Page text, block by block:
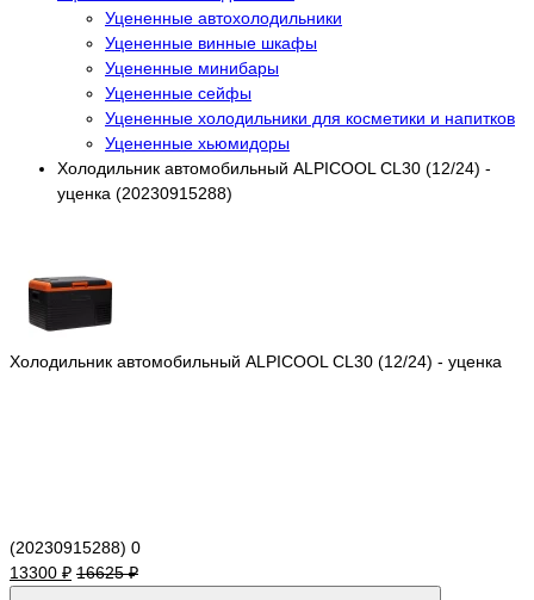
Уцененные автохолодильники
Уцененные винные шкафы
Уцененные минибары
Уцененные сейфы
Уцененные холодильники для косметики и напитков
Уцененные хьюмидоры
Холодильник автомобильный ALPICOOL CL30 (12/24) -
уценка (20230915288)
Холодильник автомобильный ALPICOOL CL30 (12/24) - уценка
(20230915288) 0
13300 ₽ 16625 ₽